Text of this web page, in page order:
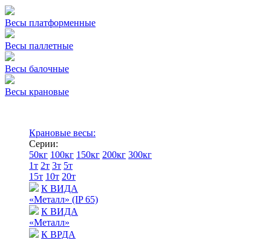
Весы платформенные
Весы паллетные
Весы балочные
Весы крановые
Крановые весы:
Серии:
50кг 100кг 150кг 200кг 300кг
1т 2т 3т 5т
15т 10т 20т
К ВИДА
«Металл» (IP 65)
К ВИДА
«Металл»
К ВРДА